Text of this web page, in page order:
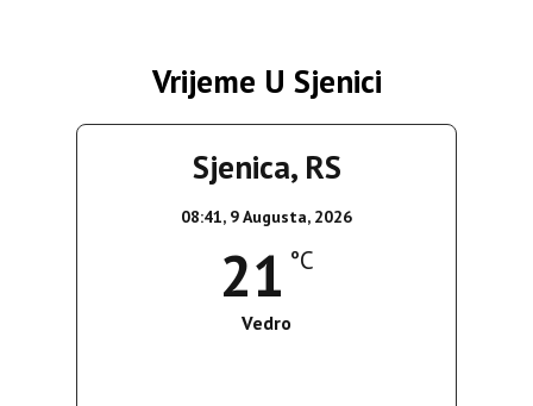
Vrijeme U Sjenici
Sjenica, RS
08:41, 9 Augusta, 2026
21 °C
Vedro